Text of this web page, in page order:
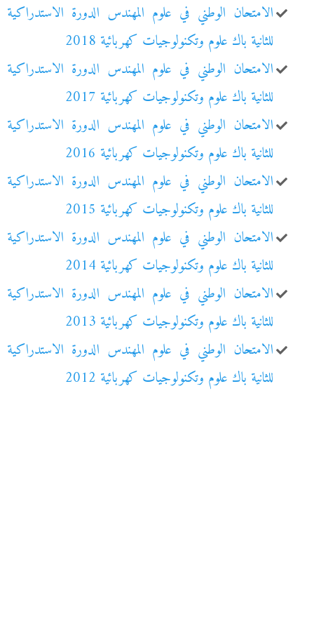
الامتحان الوطني في علوم المهندس الدورة الاستدراكية
للثانية باك علوم وتكنولوجيات كهربائية 2018
الامتحان الوطني في علوم المهندس الدورة الاستدراكية
للثانية باك علوم وتكنولوجيات كهربائية 2017
الامتحان الوطني في علوم المهندس الدورة الاستدراكية
للثانية باك علوم وتكنولوجيات كهربائية 2016
الامتحان الوطني في علوم المهندس الدورة الاستدراكية
للثانية باك علوم وتكنولوجيات كهربائية 2015
الامتحان الوطني في علوم المهندس الدورة الاستدراكية
للثانية باك علوم وتكنولوجيات كهربائية 2014
الامتحان الوطني في علوم المهندس الدورة الاستدراكية
للثانية باك علوم وتكنولوجيات كهربائية 2013
الامتحان الوطني في علوم المهندس الدورة الاستدراكية
للثانية باك علوم وتكنولوجيات كهربائية 2012